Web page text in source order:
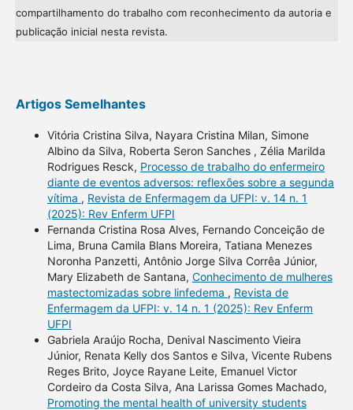
compartilhamento do trabalho com reconhecimento da autoria e
publicação inicial nesta revista.
Artigos Semelhantes
Vitória Cristina Silva, Nayara Cristina Milan, Simone
Albino da Silva, Roberta Seron Sanches , Zélia Marilda
Rodrigues Resck, Processo de trabalho do enfermeiro
diante de eventos adversos: reflexões sobre a segunda
vítima , Revista de Enfermagem da UFPI: v. 14 n. 1
(2025): Rev Enferm UFPI
Fernanda Cristina Rosa Alves, Fernando Conceição de
Lima, Bruna Camila Blans Moreira, Tatiana Menezes
Noronha Panzetti, Antônio Jorge Silva Corrêa Júnior,
Mary Elizabeth de Santana, Conhecimento de mulheres
mastectomizadas sobre linfedema , Revista de
Enfermagem da UFPI: v. 14 n. 1 (2025): Rev Enferm
UFPI
Gabriela Araújo Rocha, Denival Nascimento Vieira
Júnior, Renata Kelly dos Santos e Silva, Vicente Rubens
Reges Brito, Joyce Rayane Leite, Emanuel Victor
Cordeiro da Costa Silva, Ana Larissa Gomes Machado,
Promoting the mental health of university students